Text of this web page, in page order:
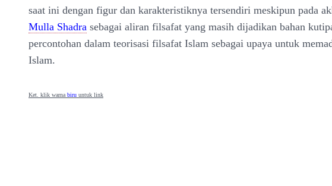
saat ini dengan figur dan karakteristiknya tersendiri meskipun pada
Mulla Shadra sebagai aliran filsafat yang masih dijadikan bahan
percontohan dalam teorisasi filsafat Islam sebagai upaya untuk
Islam.
Ket. klik warna biru untuk link